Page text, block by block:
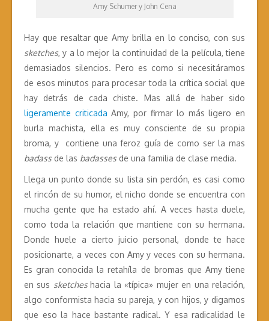
Amy Schumer y John Cena
Hay que resaltar que Amy brilla en lo conciso, con sus
sketches, y a lo mejor la continuidad de la película, tiene
demasiados silencios. Pero es como si necesitáramos
de esos minutos para procesar toda la crítica social que
hay detrás de cada chiste. Mas allá de haber sido
ligeramente criticada Amy, por firmar lo más ligero en
burla machista, ella es muy consciente de su propia
broma, y contiene una feroz guía de como ser la mas
badass de las badasses de una familia de clase media.
Llega un punto donde su lista sin perdón, es casi como
el rincón de su humor, el nicho donde se encuentra con
mucha gente que ha estado ahí. A veces hasta duele,
como toda la relación que mantiene con su hermana.
Donde huele a cierto juicio personal, donde te hace
posicionarte, a veces con Amy y veces con su hermana.
Es gran conocida la retahíla de bromas que Amy tiene
en sus sketches hacia la «típica» mujer en una relación,
algo conformista hacia su pareja, y con hijos, y digamos
que eso la hace bastante radical. Y esa radicalidad le